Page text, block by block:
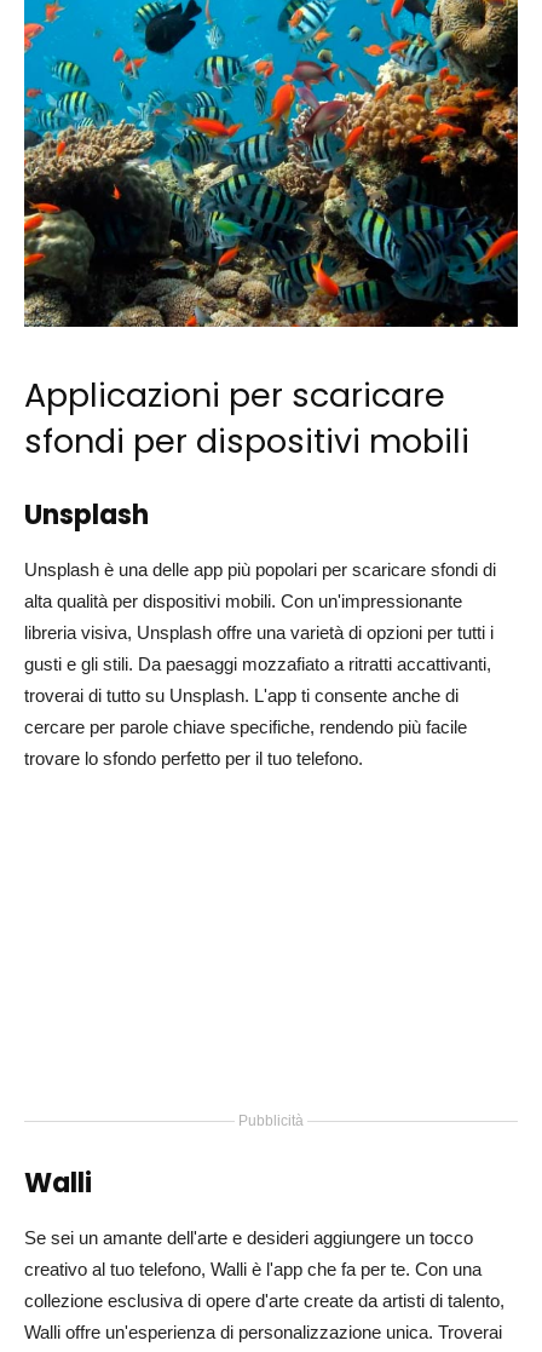
Applicazioni per scaricare
sfondi per dispositivi mobili
Unsplash
Unsplash è una delle app più popolari per scaricare sfondi di
alta qualità per dispositivi mobili. Con un'impressionante
libreria visiva, Unsplash offre una varietà di opzioni per tutti i
gusti e gli stili. Da paesaggi mozzafiato a ritratti accattivanti,
troverai di tutto su Unsplash. L'app ti consente anche di
cercare per parole chiave specifiche, rendendo più facile
trovare lo sfondo perfetto per il tuo telefono.
Pubblicità
Walli
Se sei un amante dell'arte e desideri aggiungere un tocco
creativo al tuo telefono, Walli è l'app che fa per te. Con una
collezione esclusiva di opere d'arte create da artisti di talento,
Walli offre un'esperienza di personalizzazione unica. Troverai